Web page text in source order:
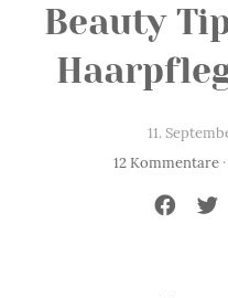
Beauty
11.
12 Kommentare·